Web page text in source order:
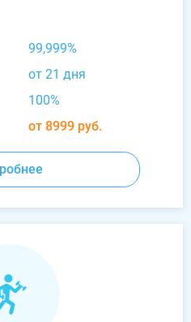
99,999%
от 21 дня
100%
от 8999 руб.